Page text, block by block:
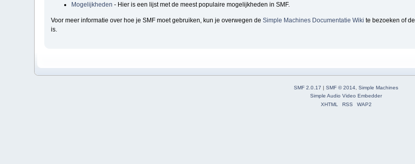
Mogelijkheden - Hier is een lijst met de meest populaire mogelijkheden in SMF.
Voor meer informatie over hoe je SMF moet gebruiken, kun je overwegen de Simple Machines Documentatie Wiki te bezoeken of de
is.
SMF 2.0.17 | SMF © 2014, Simple Machines
Simple Audio Video Embedder
XHTML
RSS WAP2